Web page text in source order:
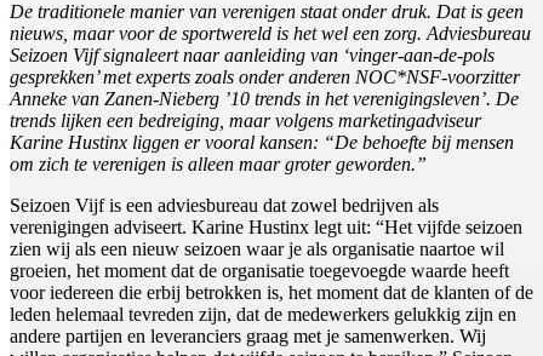
De traditionele manier van verenigen staat onder druk. Dat is geen
nieuws, maar voor de sportwereld is het wel een zorg. Adviesbureau
Seizoen Vijf signaleert naar aanleiding van ‘vinger-aan-de-pols
gesprekken’ met experts zoals onder anderen NOC*NSF-voorzitter
Anneke van Zanen-Nieberg ’10 trends in het verenigingsleven’. De
trends lijken een bedreiging, maar volgens marketingadviseur
Karine Hustinx liggen er vooral kansen: “De behoefte bij mensen
om zich te verenigen is alleen maar groter geworden.”
Seizoen Vijf is een adviesbureau dat zowel bedrijven als
verenigingen adviseert. Karine Hustinx legt uit: “Het vijfde seizoen
zien wij als een nieuw seizoen waar je als organisatie naartoe wil
groeien, het moment dat de organisatie toegevoegde waarde heeft
voor iedereen die erbij betrokken is, het moment dat de klanten of de
leden helemaal tevreden zijn, dat de medewerkers gelukkig zijn en
andere partijen en leveranciers graag met je samenwerken. Wij